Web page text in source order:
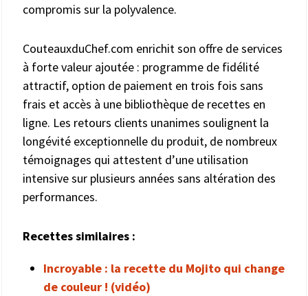
compromis sur la polyvalence.
CouteauxduChef.com enrichit son offre de services
à forte valeur ajoutée : programme de fidélité
attractif, option de paiement en trois fois sans
frais et accès à une bibliothèque de recettes en
ligne. Les retours clients unanimes soulignent la
longévité exceptionnelle du produit, de nombreux
témoignages qui attestent d’une utilisation
intensive sur plusieurs années sans altération des
performances.
Recettes similaires :
Incroyable : la recette du Mojito qui change
de couleur ! (vidéo)